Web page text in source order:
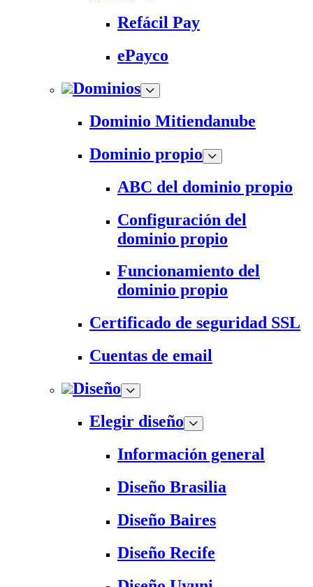
Refácil Pay
ePayco
Dominios
Dominio Mitiendanube
Dominio propio
ABC del dominio propio
Configuración del
dominio propio
Funcionamiento del
dominio propio
Certificado de seguridad SSL
Cuentas de email
Diseño
Elegir diseño
Información general
Diseño Brasilia
Diseño Baires
Diseño Recife